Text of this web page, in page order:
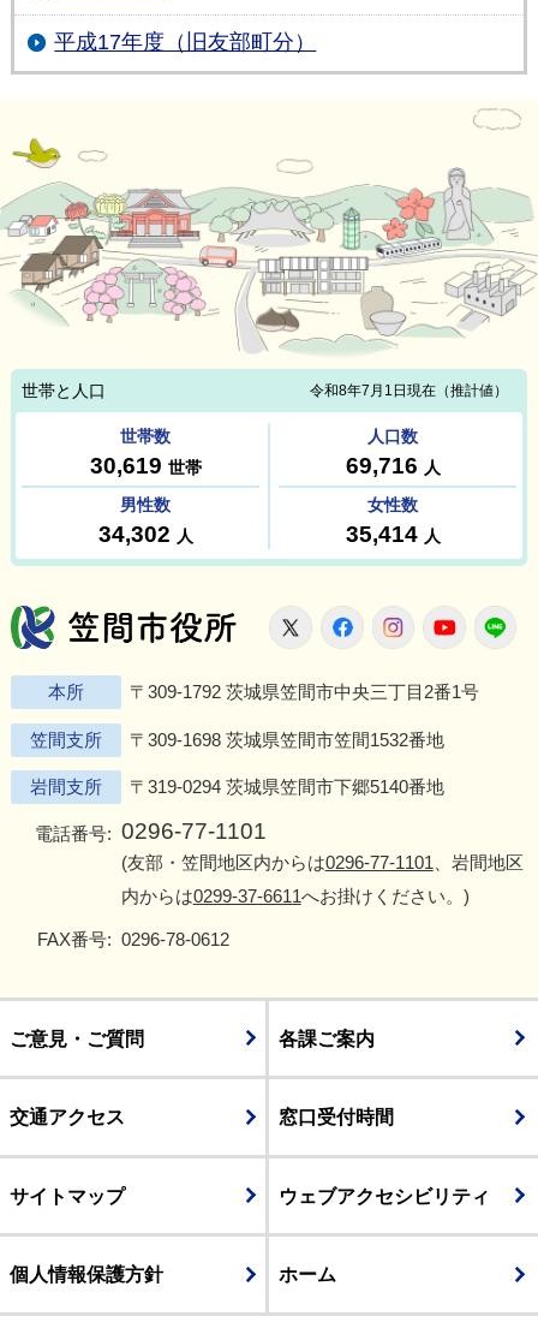
平成17年度（旧友部町分）
笠間市役所
X FacebookInstagram
本所 〒309-1792 茨城県笠間市中央三丁目2番1号
笠間支所 〒309-1698 茨城県笠間市笠間1532番地
岩間支所 〒319-0294 茨城県笠間市下郷5140番地
電話番号: 0296-77-1101
(友部・笠間地区内からは0296-77-1101 、岩間地区
内からは0299-37-6611へお掛けください。)
FAX番号: 0296-78-0612
ご意見・ご質問 各課ご案内
交通アクセス 窓口受付時間
サイトマップ ウェブアクセシビリティ
個人情報保護方針 ホーム